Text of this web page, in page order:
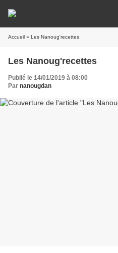
Accueil » Les Nanoug'recettes
Les Nanoug'recettes
Publié le 14/01/2019 à 08:00
Par nanougdan